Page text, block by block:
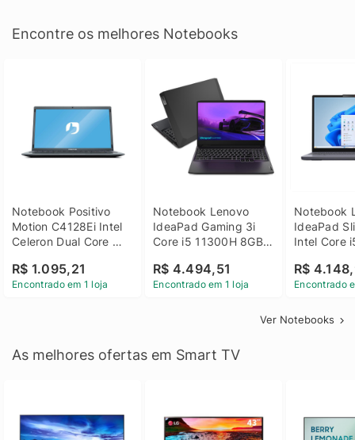
Encontre os melhores Notebooks
Notebook Positivo
Motion C4128Ei Intel
Celeron Dual Core
Linux 14 - 3002181
R$ 1.095,21
Encontrado em 1 loja
Notebook Lenovo
IdeaPad Gaming 3i
Core i5 11300H 8GB
GTX 1650 4GB 15.6
FHD Linux - Preto
R$ 4.494,51
Encontrado em 1 loja
Notebook
IdeaPad
Intel Core
SSD Win
R$
Encontrado
Ver Notebooks
As melhores ofertas em Smart TV